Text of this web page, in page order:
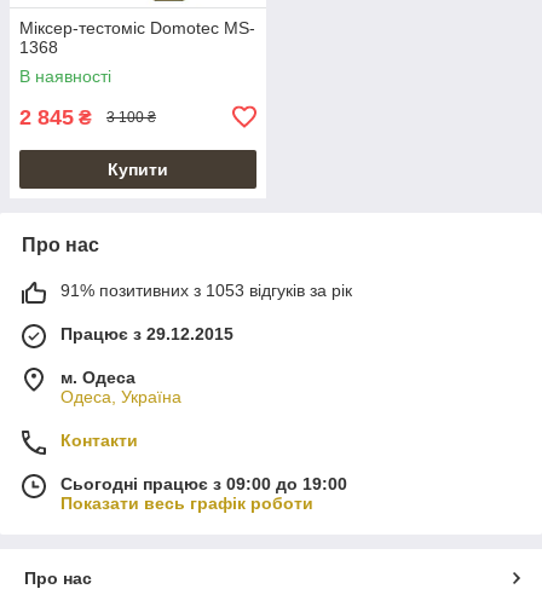
Міксер-тестоміс Domotec MS-
1368
В наявності
2 845 ₴ 3 100 ₴
Купити
Про нас
91% позитивних з 1053 відгуків за рік
Працює з 29.12.2015
м. Одеса
Одеса, Україна
Контакти
Сьогодні працює з 09:00 до 19:00
Показати весь графік роботи
Про нас